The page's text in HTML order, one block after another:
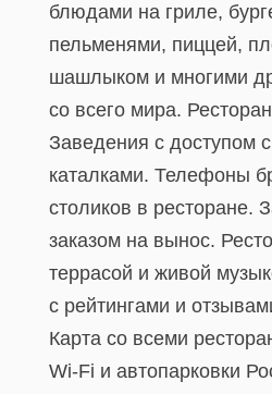
блюдами на гриле,
пельменями, пиццей,
шашлыком и многими
со всего мира.
Заведения с доступом
каталками. Телефоны
столиков в ресторане.
заказом на вынос.
террасой и живой
с рейтингами и
Карта со всеми
Wi-Fi и автопарковки